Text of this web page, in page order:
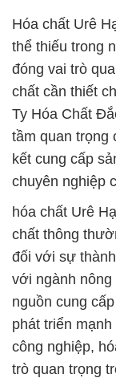
Hóa chất Urê
thể thiếu trong
đóng vai trò
chất cần thiết
Ty Hóa Chất
tầm quan trọng
kết cung cấp
chuyên nghiệp
hóa chất Urê
chất thông
đối với sự
với ngành nông
nguồn cung
phát triển
công nghiệp,
trò quan trọng